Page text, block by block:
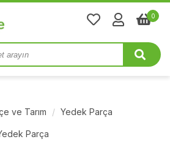
0
ve Tarım Yedek Parça
Parça